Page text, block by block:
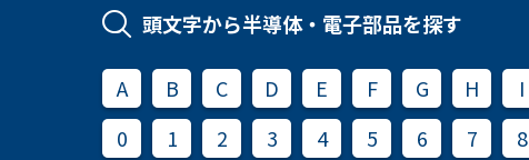
頭文字から半導体・電子部品を探す
A B C D E F G H I
0
1 2 3 4 5 6 7 8